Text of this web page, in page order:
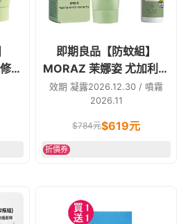
護
即期良品【防蚊組】
MORAZ 茉娜姿 尤加利草
本精油驅蚊凝露 50ml +
驅蚊噴霧(隨身瓶) 30ml
效期 凝露2026.12.30 / 噴霧
2026.11
$784元$619元
折價券